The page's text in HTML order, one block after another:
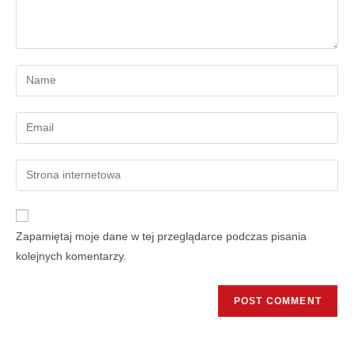
Zapamiętaj moje dane w tej przeglądarce podczas pisania
kolejnych komentarzy.